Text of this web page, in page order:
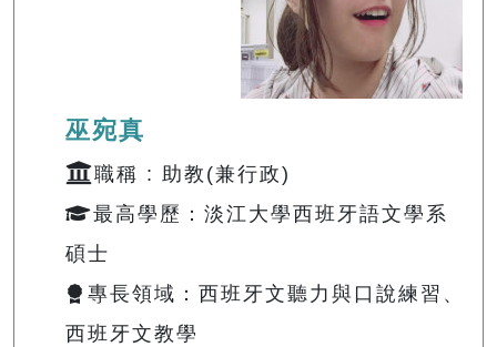
巫宛真
職稱 : 助教(兼行政)
最高學歷：淡江大學西班牙語文學系
碩士
專長領域：西班牙文聽力與口說練習、
西班牙文教學